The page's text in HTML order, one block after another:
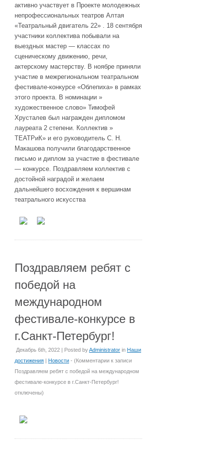
активно участвует в Проекте молодежных
непрофессиональных театров Алтая
«Театральный двигатель 22» . 18 сентября
участники коллектива побывали на
выездных мастер — классах по
сценическому движению, речи,
актерскому мастерству. В ноябре приняли
участие в межрегиональном театральном
фестивале-конкурсе «Облепиха» в рамках
этого проекта. В номинации »
художественное слово» Тимофей
Хрусталев был награжден дипломом
лауреата 2 степени. Коллектив »
ТЕАТРиК» и его руководитель С. Н.
Макашова получили благодарственное
письмо и диплом за участие в фестивале
— конкурсе. Поздравляем коллектив с
достойной наградой и желаем
дальнейшего восхождения к вершинам
театрального искусства
Поздравляем ребят с
победой на
международном
фестивале-конкурсе в
г.Санкт-Петербург!
Декабрь 6th, 2022 | Posted byAdministrator in Наши
достижения | Новости - (Комментарии к записи
Поздравляем ребят с победой на международном
фестивале-конкурсе в г.Санкт-Петербург!
отключены)